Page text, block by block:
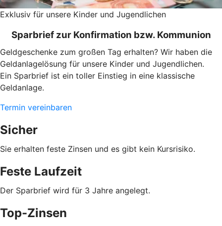
Exklusiv für unsere Kinder und Jugendlichen
Sparbrief zur Konfirmation bzw. Kommunion
Geldgeschenke zum großen Tag erhalten? Wir haben die
Geldanlagelösung für unsere Kinder und Jugendlichen.
Ein Sparbrief ist ein toller Einstieg in eine klassische
Geldanlage.
Termin vereinbaren
Sicher
Sie erhalten feste Zinsen und es gibt kein Kursrisiko.
Feste Laufzeit
Der Sparbrief wird für 3 Jahre angelegt.
Top-Zinsen